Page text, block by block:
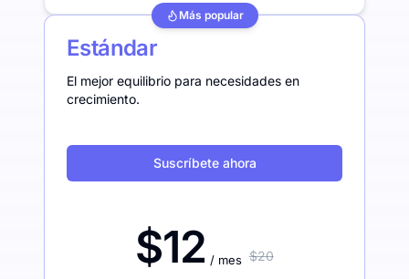
Más popular
Estándar
El mejor equilibrio para necesidades en
crecimiento.
Suscríbete ahora
$12 / mes $20